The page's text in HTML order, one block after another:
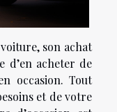
son achat
d’en acheter de
occasion. Tout
et de votre